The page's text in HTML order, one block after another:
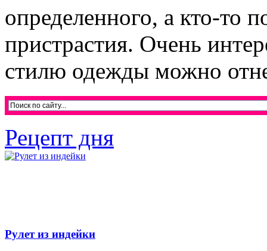
определенного, а кто-то
пристрастия. Очень
стилю одежды можно
Рецепт дня
Рулет из индейки